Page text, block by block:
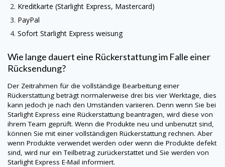
Kreditkarte (Starlight Express, Mastercard)
PayPal
Sofort Starlight Express weisung
Wie lange dauert eine Rückerstattung im Falle einer
Rücksendung?
Der Zeitrahmen für die vollständige Bearbeitung einer
Rückerstattung beträgt normalerweise drei bis vier Werktage, dies
kann jedoch je nach den Umständen variieren. Denn wenn Sie bei
Starlight Express eine Rückerstattung beantragen, wird diese von
ihrem Team geprüft. Wenn die Produkte neu und unbenutzt sind,
können Sie mit einer vollständigen Rückerstattung rechnen. Aber
wenn Produkte verwendet werden oder wenn die Produkte defekt
sind, wird nur ein Teilbetrag zurückerstattet und Sie werden von
Starlight Express E-Mail informiert.